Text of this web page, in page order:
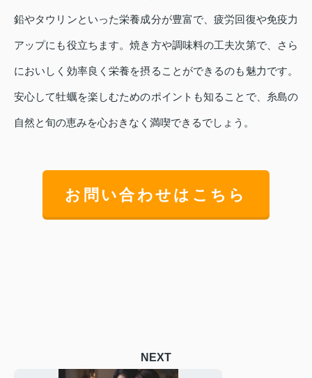
鉛やタウリンといった栄養成分が豊富で、疲労回復や免疫力
アップにも役立ちます。焼き方や調味料の工夫次第で、さら
においしく効率良く栄養を摂ることができるのも魅力です。
安心して牡蠣を楽しむためのポイントも知ることで、糸島の
自然と旬の恵みを心おきなく満喫できるでしょう。
お問い合わせはこちら
NEXT